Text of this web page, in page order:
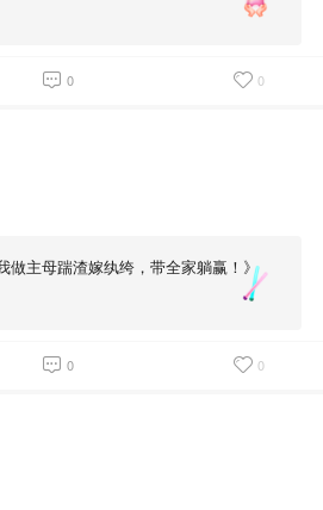
0 0
做主母踹渣嫁纨绔，带全家躺赢！》
0 0